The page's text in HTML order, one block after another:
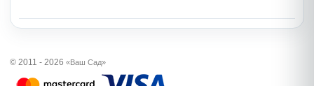
© 2011 - 2026 «Ваш Сад»